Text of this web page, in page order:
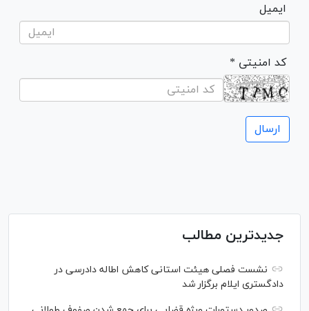
ایمیل
* کد امنیتی
جدیدترین مطالب
نشست فصلی هیئت استانی کاهش اطاله دادرسی در
دادگستری ایلام برگزار شد